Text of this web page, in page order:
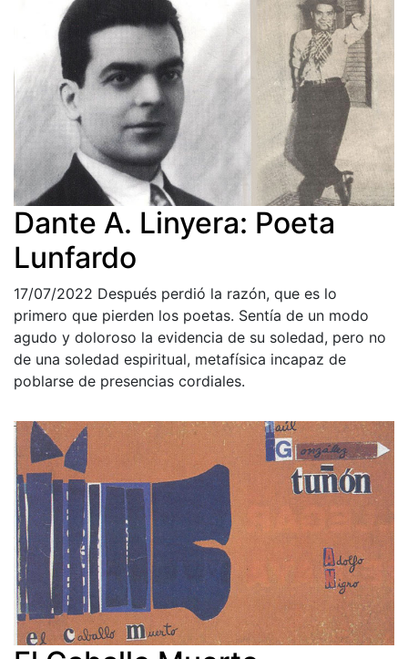
Dante A. Linyera: Poeta
Lunfardo
17/07/2022 Después perdió la razón, que es lo
primero que pierden los poetas. Sentía de un modo
agudo y doloroso la evidencia de su soledad, pero no
de una soledad espiritual, metafísica incapaz de
poblarse de presencias cordiales.